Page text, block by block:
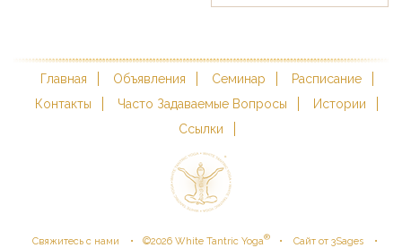
Главная Объявления Семинар
Расписание
Контакты
Часто Задаваемые Вопросы
Истории
Ссылки
Свяжитесь с нами • ©2026 White Tantric Yoga® • Сайт от 3Sages •